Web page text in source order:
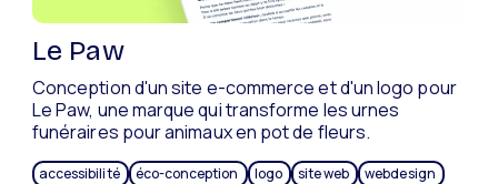
Le Paw
Conception d'un site e-commerce et d'un logo pour
Le Paw, une marque qui transforme les urnes
funéraires pour animaux en pot de fleurs.
accessibilité éco-conception logo site web webdesign